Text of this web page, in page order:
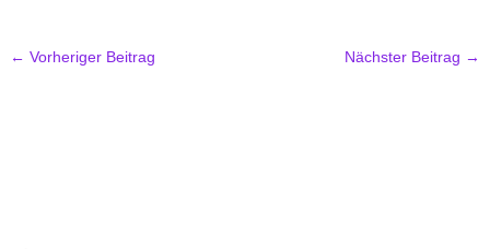
.
← Vorheriger Beitrag Nächster Beitrag →